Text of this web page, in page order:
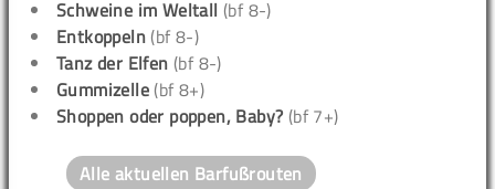
Schweine im Weltall (bf 8-)
Entkoppeln (bf 8-)
Tanz der Elfen (bf 8-)
Gummizelle (bf 8+)
Shoppen oder poppen, Baby? (bf 7+)
Alle aktuellen Barfußrouten